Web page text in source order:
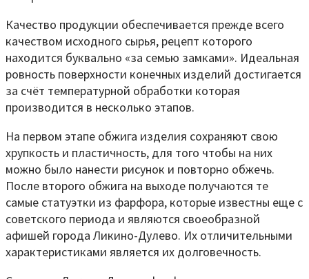
Качество продукции обеспечивается прежде всего
качеством исходного сырья, рецепт которого
находится буквально «за семью замками». Идеальная
ровность поверхности конечных изделий достигается
за счёт температурной обработки которая
производится в несколько этапов.
На первом этапе обжига изделия сохраняют свою
хрупкость и пластичность, для того чтобы на них
можно было нанести рисунок и повторно обжечь.
После второго обжига на выходе получаются те
самые статуэтки из фарфора, которые известны еще с
советского периода и являются своеобразной
афишей города Ликино-Дулево. Их отличительными
характеристиками является их долговечность.